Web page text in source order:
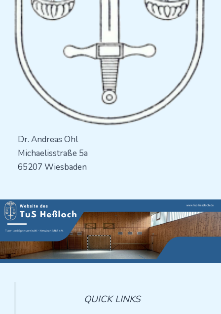
Dr. Andreas Ohl
Michaelisstraße 5a
65207 Wiesbaden
QUICK LINKS